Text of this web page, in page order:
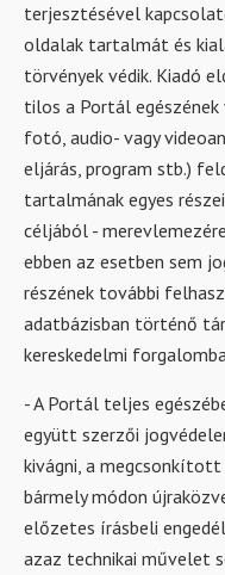
terjesztésével
oldalak tartalmát és
törvények védik. Kiadó
tilos a Portál egészének
fotó, audio- vagy
eljárás, program stb.)
tartalmának egyes
céljából -
ebben az esetben sem
részének további
adatbázisban történő
kereskedelmi
- A Portál teljes
együtt szerzői
kivágni, a
bármely módon
előzetes írásbeli
azaz technikai művelet